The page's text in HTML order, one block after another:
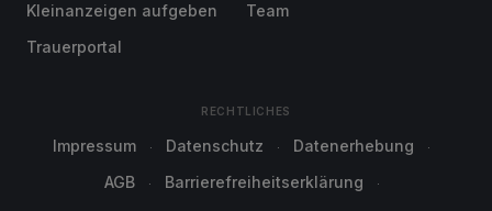
Kleinanzeigen aufgeben
Trauerportal
Team
RECHTLICHES
Impressum Datenschutz
Datenerhebung
AGB
Barrierefreiheitserklärung